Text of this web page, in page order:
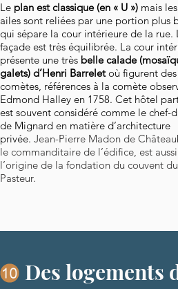
Le plan est classique (en « U ») mais
ailes sont reliées par une portion plus
qui sépare la cour intérieure de la rue.
façade est très équilibrée. La cour
présente une très belle calade
galets) d’Henri Barreletoù figurent des
comètes, références à la comète
Edmond Halley en 1758. Cet hôtel
est souvent considéré comme le chef-
de Mignard en matière d’architecture
privée. Jean-Pierre Madon de
le commanditaire de l’édifice, est
l’origine de la fondation du couvent
Pasteur.
Des logements